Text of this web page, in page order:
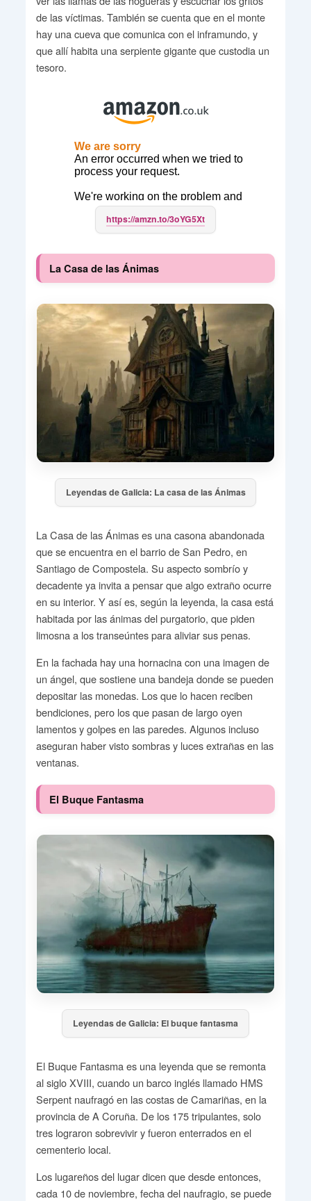
de las víctimas. También se cuenta que en el monte
hay una cueva que comunica con el inframundo, y
que allí habita una serpiente gigante que custodia un
tesoro.
https://amzn.to/3oYG5Xt
La Casa de las Ánimas
Leyendas de Galicia: La casa de las Ánimas
La Casa de las Ánimas es una casona abandonada
que se encuentra en el barrio de San Pedro, en
Santiago de Compostela. Su aspecto sombrío y
decadente ya invita a pensar que algo extraño ocurre
en su interior. Y así es, según la leyenda, la casa está
habitada por las ánimas del purgatorio, que piden
limosna a los transeúntes para aliviar sus penas.
En la fachada hay una hornacina con una imagen de
un ángel, que sostiene una bandeja donde se pueden
depositar las monedas. Los que lo hacen reciben
bendiciones, pero los que pasan de largo oyen
lamentos y golpes en las paredes. Algunos incluso
aseguran haber visto sombras y luces extrañas en las
ventanas.
El Buque Fantasma
Leyendas de Galicia: El buque fantasma
El Buque Fantasma es una leyenda que se remonta
al siglo XVIII, cuando un barco inglés llamado HMS
Serpent naufragó en las costas de Camariñas, en la
provincia de A Coruña. De los 175 tripulantes, solo
tres lograron sobrevivir y fueron enterrados en el
cementerio local.
Los lugareños del lugar dicen que desde entonces,
cada 10 de noviembre, fecha del naufragio, se puede